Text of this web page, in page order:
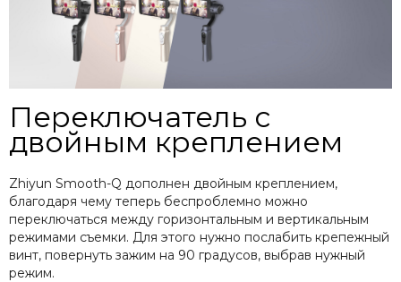
Переключатель с
двойным креплением
Zhiyun Smooth-Q дополнен двойным креплением,
благодаря чему теперь беспроблемно можно
переключаться между горизонтальным и вертикальным
режимами съемки. Для этого нужно послабить крепежный
винт, повернуть зажим на 90 градусов, выбрав нужный
режим.